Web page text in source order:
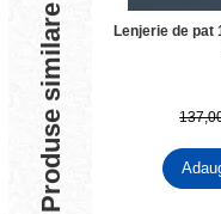
Produse similare
Lenjerie de pat